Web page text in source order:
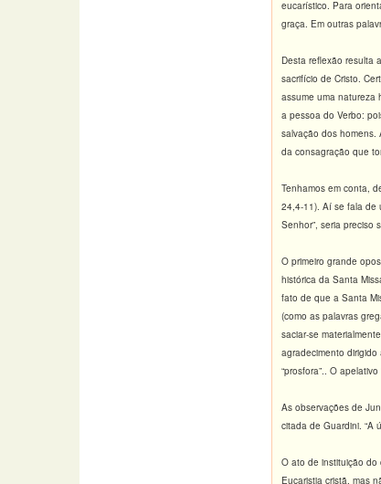
eucarístico. Para
graça. Em outras
Desta reflexão resulta
sacrifício de Cristo.
assume uma natureza
a pessoa do Verbo:
salvação dos homens.
da consagração que
Tenhamos em conta,
24,4-11). Aí se fala de
Senhor”, seria preciso
O primeiro grande
histórica da Santa
fato de que a Santa
(como as palavras
saciar-se
agradecimento dirigido
“prosfora”.. O apelativo
As observações de
citada de Guardini. “A
O ato de instituição do
Eucaristia cristã, mas